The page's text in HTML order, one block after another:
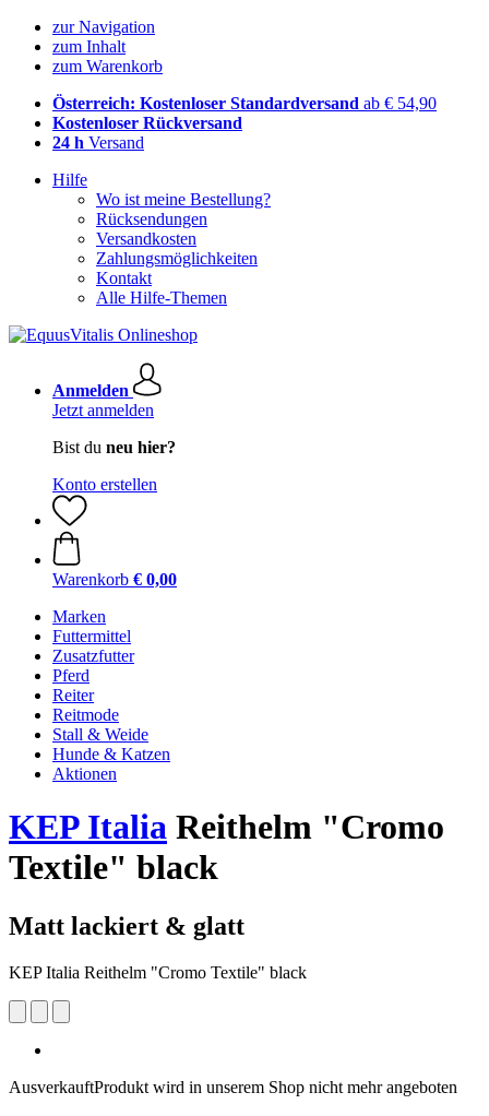
zur Navigation
zum Inhalt
zum Warenkorb
Österreich: Kostenloser Standardversand ab € 54,90
Kostenloser Rückversand
24 h Versand
Hilfe
Wo ist meine Bestellung?
Rücksendungen
Versandkosten
Zahlungsmöglichkeiten
Kontakt
Alle Hilfe-Themen
Anmelden
Jetzt anmelden
Bist du neu hier?
Konto erstellen
Warenkorb € 0,00
Marken
Futtermittel
Zusatzfutter
Pferd
Reiter
Reitmode
Stall & Weide
Hunde & Katzen
Aktionen
KEP Italia Reithelm "Cromo
Textile" black
Matt lackiert & glatt
KEP Italia Reithelm "Cromo Textile" black
AusverkauftProdukt wird in unserem Shop nicht mehr angeboten